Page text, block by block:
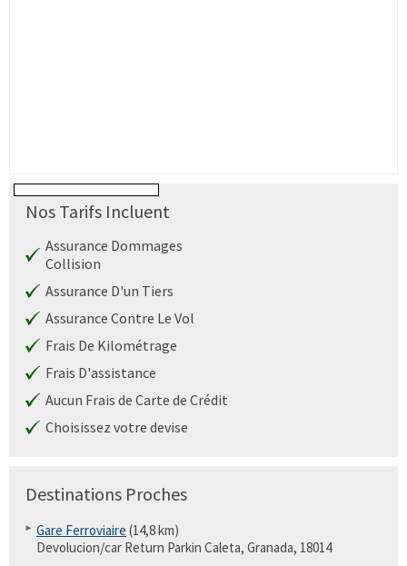
Nos Tarifs Incluent
Assurance Dommages
Collision
Assurance D'un Tiers
Assurance Contre Le Vol
Frais De Kilométrage
Frais D'assistance
Aucun Frais de Carte de Crédit
Choisissez votre devise
Destinations Proches
Gare Ferroviaire (14,8 km)
Devolucion/car Return Parkin Caleta, Granada, 18014